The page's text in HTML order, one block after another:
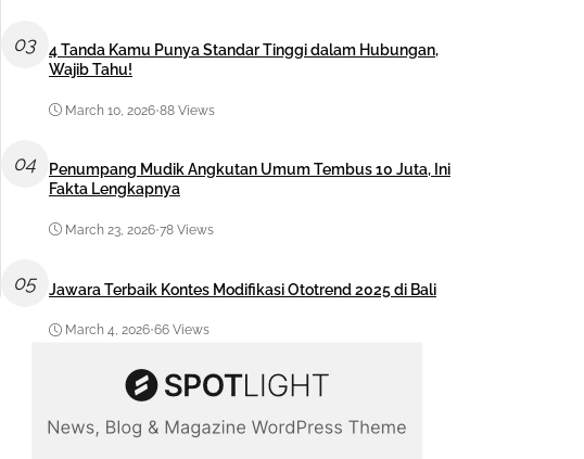
03
4 Tanda Kamu Punya Standar Tinggi dalam Hubungan,
Wajib Tahu!
March 10, 2026•88 Views
04
Penumpang Mudik Angkutan Umum Tembus 10 Juta, Ini
Fakta Lengkapnya
March 23, 2026•78 Views
05 Jawara Terbaik Kontes Modifikasi Ototrend 2025 di Bali
March 4, 2026•66 Views